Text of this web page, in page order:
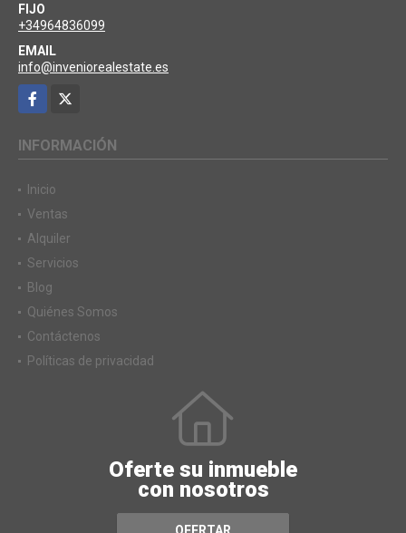
FIJO
+34964836099
EMAIL
info@inveniorealestate.es
Facebook
INFORMACIÓN
Inicio
Ventas
Alquiler
Servicios
Blog
Quiénes Somos
Contáctenos
Políticas de privacidad
Oferte su inmueble
con nosotros